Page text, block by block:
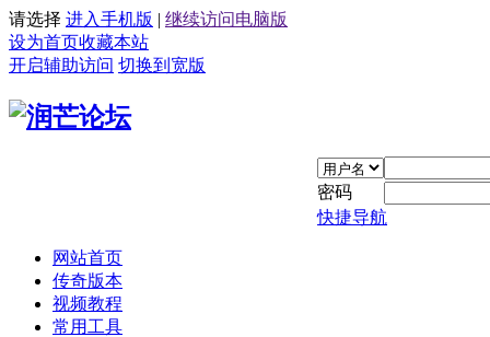
请选择 进入手机版 | 继续访问电脑版
设为首页收藏本站
开启辅助访问 切换到宽版
密码
快捷导航
网站首页
传奇版本
视频教程
常用工具